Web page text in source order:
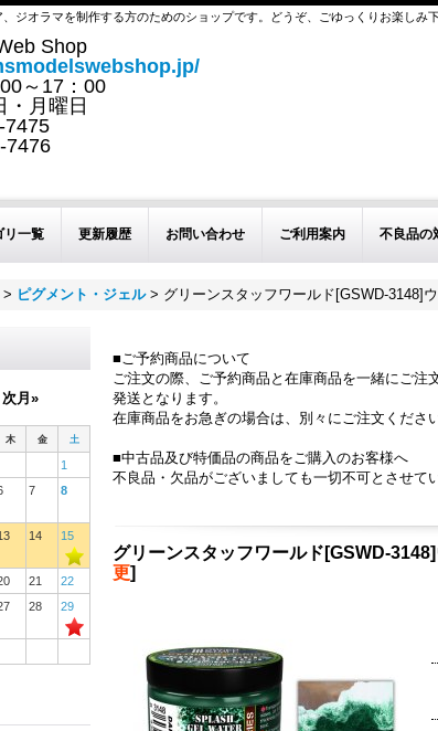
ジオラマを制作する方のためのショップです。どうぞ、ごゆっくりお楽しみ
Shop
～17：00
・月曜日
7475
7476
リ一覧 更新履歴 お問い合わせ ご利用案内 不良品の
> ピグメント・ジェル > グリーンスタッフワールド[GSWD-3148]
次月»
木 金 土
1
7 8
14 15
21
22
28 29
■ご予約商品について
ご注文の際、ご予約商品と在庫商品を一緒にご
発送となります。
在庫商品をお急ぎの場合は、別々にご注文ください
■中古品及び特価品の商品をご購入のお客様へ
不良品・欠品がございましても一切不可とさせて
グリーンスタッフワールド[GSWD-
更]